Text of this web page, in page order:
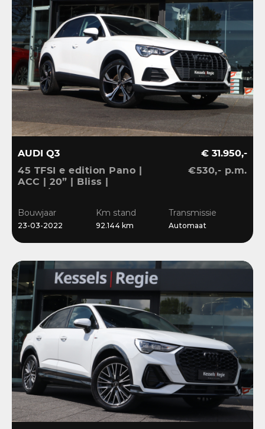
AUDI Q3
45 TFSI e edition Pano |
ACC | 20” | Bliss |
€ 31.950,-
€530,- p.m.
Bouwjaar
23-03-2022
Km stand
92.144 km
Transmissie
Automaat